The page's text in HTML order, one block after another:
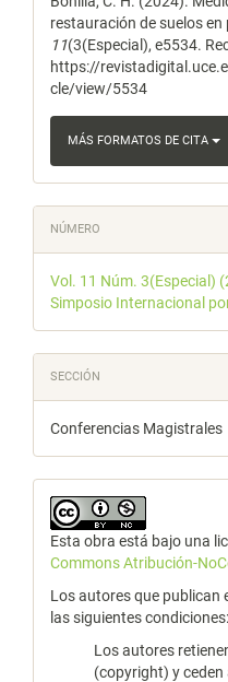
artículo
restauración de suelos
11(3(Especial), e5534.
https://
cle/view/5534
MÁS FORMATOS DE CITA
NÚMERO
Vol. 11 Núm. 3(Especial)
Simposio Internacional
SECCIÓN
Conferencias Magistrales
Esta obra está bajo una
Commons Atribución-
Los autores que publican
las siguientes condiciones:
Los autores
(copyright) y ceden